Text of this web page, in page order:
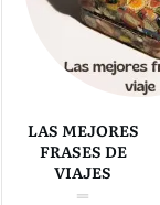
LAS MEJORES
FRASES DE
VIAJES